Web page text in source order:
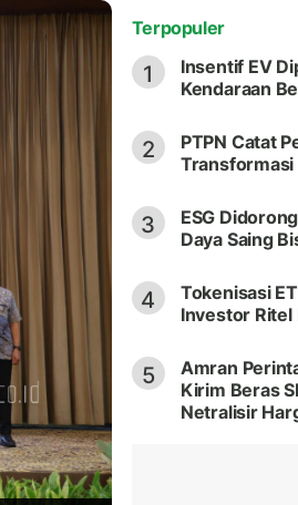
Terpopuler
1
Insentif EV
Kendaraan
2
PTPN Catat
Transformasi
3
ESG
Daya Saing
4
Tokenisasi
Investor Ritel
5
Amran
Kirim Beras
Netralisir